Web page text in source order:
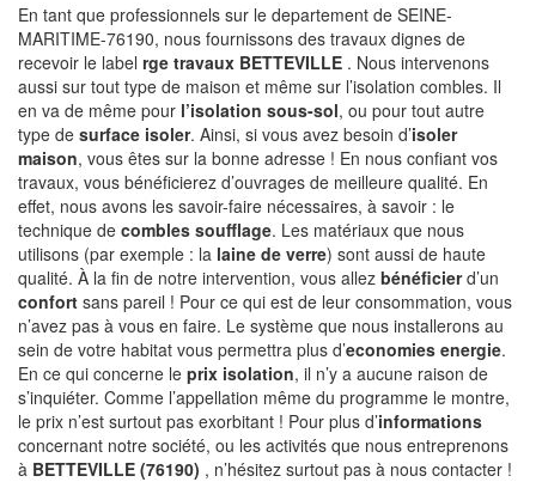
En tant que professionnels sur le departement de SEINE-
MARITIME-76190, nous fournissons des travaux dignes de
recevoir le label rge travaux BETTEVILLE . Nous intervenons
aussi sur tout type de maison et même sur l’isolation combles. Il
en va de même pour l’isolation sous-sol, ou pour tout autre
type de surface isoler. Ainsi, si vous avez besoin d’isoler
maison, vous êtes sur la bonne adresse ! En nous confiant vos
travaux, vous bénéficierez d’ouvrages de meilleure qualité. En
effet, nous avons les savoir-faire nécessaires, à savoir : le
technique de combles soufflage. Les matériaux que nous
utilisons (par exemple : la laine de verre) sont aussi de haute
qualité. À la fin de notre intervention, vous allez bénéficierd’un
confort sans pareil ! Pour ce qui est de leur consommation, vous
n’avez pas à vous en faire. Le système que nous installerons au
sein de votre habitat vous permettra plus d’economies energie.
En ce qui concerne le prix isolation, il n’y a aucune raison de
s’inquiéter. Comme l’appellation même du programme le montre,
le prix n’est surtout pas exorbitant ! Pour plus d’informations
concernant notre société, ou les activités que nous entreprenons
à BETTEVILLE (76190) , n’hésitez surtout pas à nous contacter !